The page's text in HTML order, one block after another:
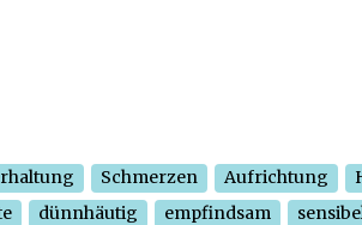
Schmerzen Aufrichtung
dünnhäutig empfindsam